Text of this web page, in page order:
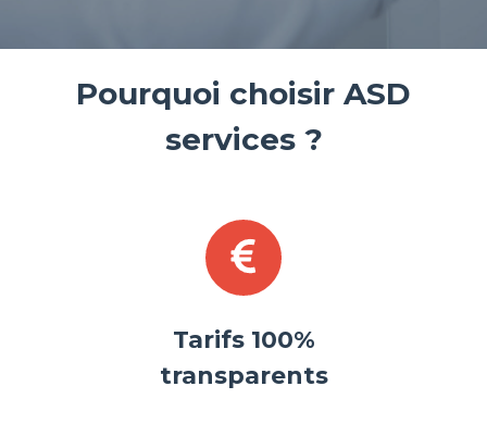
Pourquoi choisir ASD
services ?
Tarifs 100%
transparents